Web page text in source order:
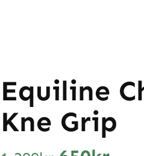
Equiline
Kne Grip